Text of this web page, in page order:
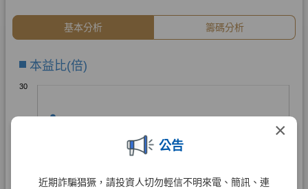
×
公告
近期詐騙猖獗，請投資人切勿輕信不明來電、簡訊、連